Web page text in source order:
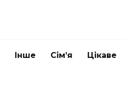
Інше Сім’я Цікаве